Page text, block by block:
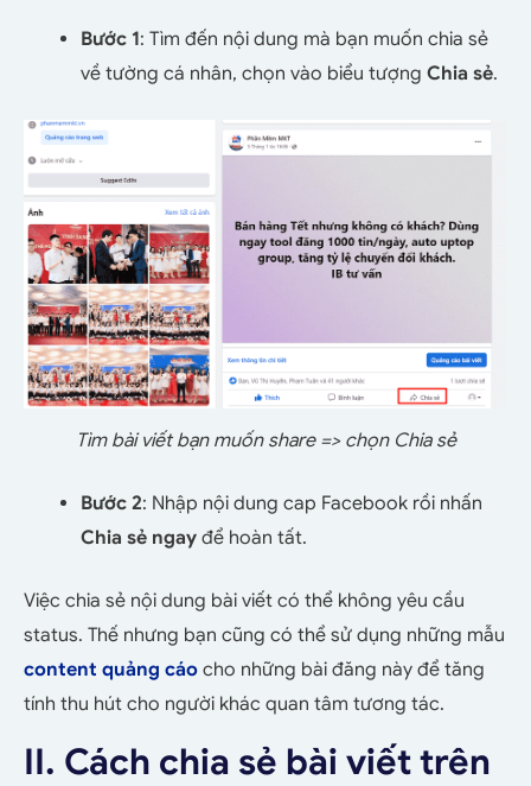
Bước 1: Tìm đến nội dung mà bạn muốn chia sẻ
về tường cá nhân, chọn vào biểu tượng Chia sẻ.
Tìm bài viết bạn muốn share => chọn Chia sẻ
Bước 2: Nhập nội dung cap Facebook rồi nhấn
Chia sẻ ngay để hoàn tất.
Việc chia sẻ nội dung bài viết có thể không yêu cầu
status. Thế nhưng bạn cũng có thể sử dụng những mẫu
content quảng cáo cho những bài đăng này để tăng
tính thu hút cho người khác quan tâm tương tác.
II. Cách chia sẻ bài viết trên